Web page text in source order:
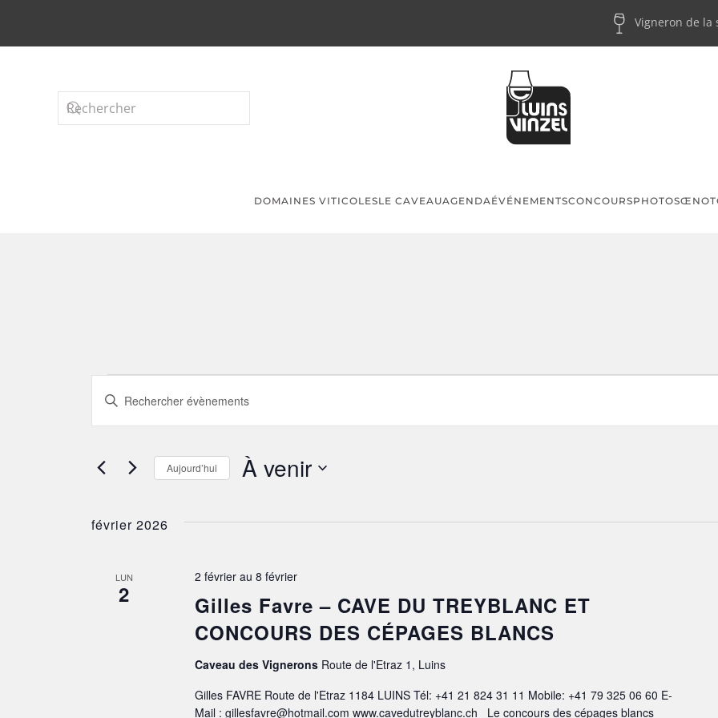
Passer au contenu principal
Vigneron de la
DOMAINES VITICOLESLE CAVEAUAGENDAÉVÉNEMENTSCONCOURSPHOTOS
ÉVÈNEMENTS
RECHERCHE
NAVIGATION
DE
VUES
ÉVÈNEMENTS
Saisir
Rechercher
Évènements
mot-
Aujourd’hui À venir
février 2026
LUN
2
Gilles Favre – CAVE DU TREYBLANC ET
CONCOURS DES CÉPAGES BLANCS
2 février au8 février
Caveau des Vignerons Route de l'Etraz 1, Luins
Gilles FAVRE Route de l'Etraz 1184 LUINS Tél: +41 21 824 31 11 Mobile: +41 79 325 06 60 E-
Mail : gillesfavre@hotmail.com www.cavedutreyblanc.ch Le concours des cépages blancs